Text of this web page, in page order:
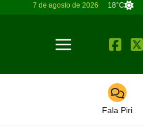
7 de agosto de 2026 18°C
Toggle navigation
Fala Piri